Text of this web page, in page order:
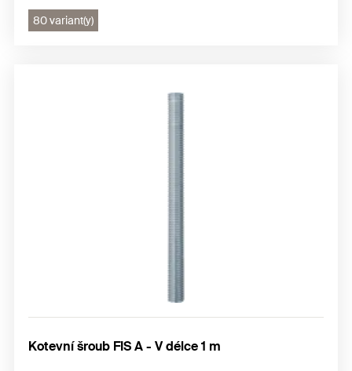
80 variant(y)
Kotevní šroub FIS A - V délce 1 m